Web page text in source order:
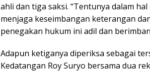
ahli dan tiga saksi. “Tentunya dalam
menjaga keseimbangan keterangan
penegakan hukum ini adil dan
Adapun ketiganya diperiksa sebagai
Kedatangan Roy Suryo bersama dua